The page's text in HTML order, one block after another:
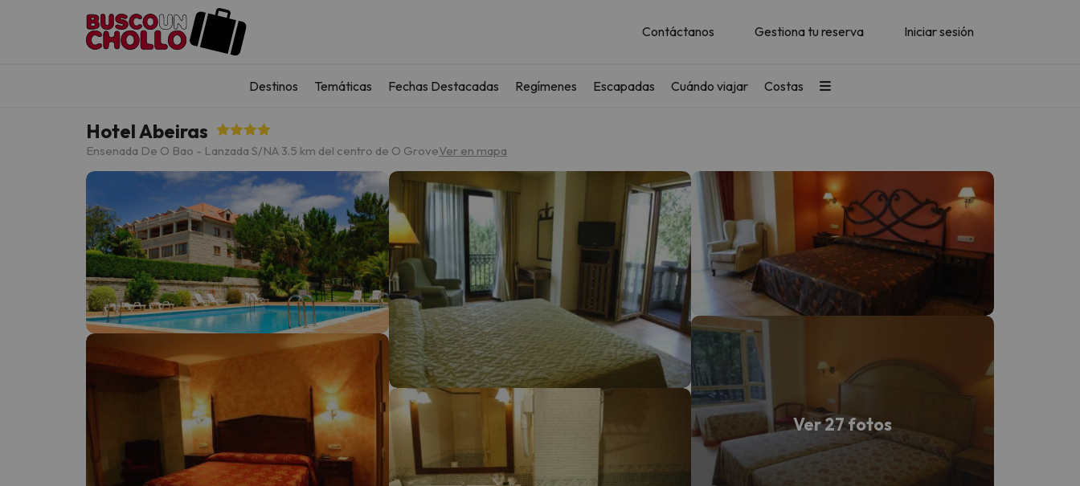
Contáctanos Gestiona tu reserva Iniciar sesión
Destinos Temáticas Fechas Destacadas Regímenes Escapadas Cuándo viajar Costas
Hotel Abeiras
Ensenada De O Bao - Lanzada S/NA 3.5 km del centro de O GroveVer en mapa
Ver 27 fotos